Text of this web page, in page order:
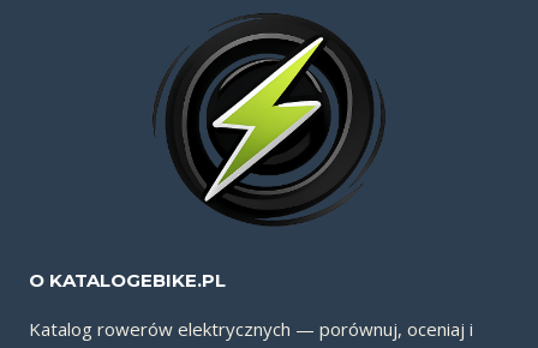
O KATALOGEBIKE.PL
Katalog rowerów elektrycznych — porównuj, oceniaj i